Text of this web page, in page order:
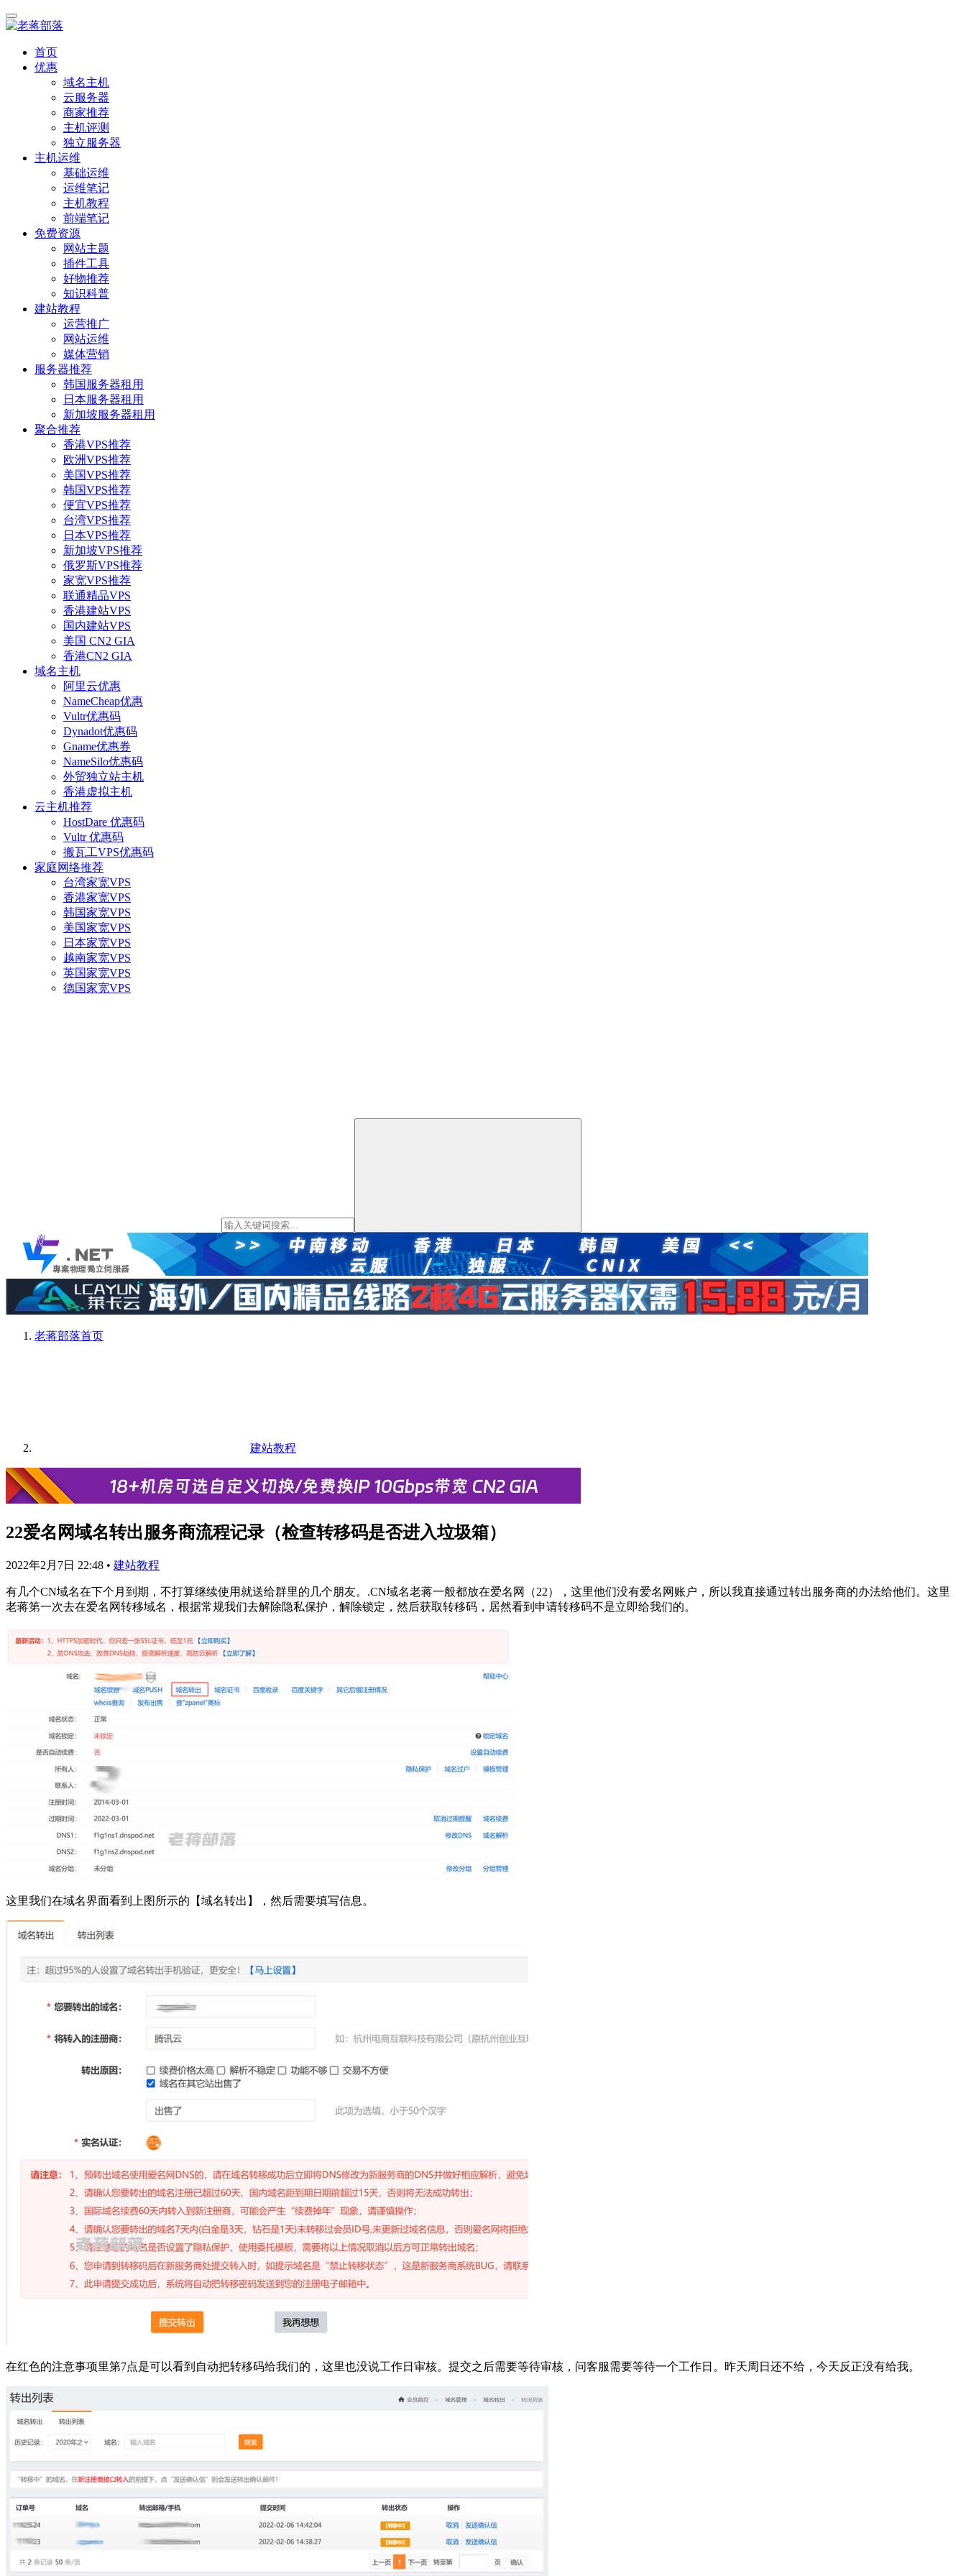
首页
优惠
域名主机
云服务器
商家推荐
主机评测
独立服务器
主机运维
基础运维
运维笔记
主机教程
前端笔记
免费资源
网站主题
插件工具
好物推荐
知识科普
建站教程
运营推广
网站运维
媒体营销
服务器推荐
韩国服务器租用
日本服务器租用
新加坡服务器租用
聚合推荐
香港VPS推荐
欧洲VPS推荐
美国VPS推荐
韩国VPS推荐
便宜VPS推荐
台湾VPS推荐
日本VPS推荐
新加坡VPS推荐
俄罗斯VPS推荐
家宽VPS推荐
联通精品VPS
香港建站VPS
国内建站VPS
美国 CN2 GIA
香港CN2 GIA
域名主机
阿里云优惠
NameCheap优惠
Vultr优惠码
Dynadot优惠码
Gname优惠券
NameSilo优惠码
外贸独立站主机
香港虚拟主机
云主机推荐
HostDare 优惠码
Vultr 优惠码
搬瓦工VPS优惠码
家庭网络推荐
台湾家宽VPS
香港家宽VPS
韩国家宽VPS
美国家宽VPS
日本家宽VPS
越南家宽VPS
英国家宽VPS
德国家宽VPS
老蒋部落首页
建站教程
22爱名网域名转出服务商流程记录（检查转移码是否进入垃圾箱）
2022年2月7日 22:48 • 建站教程
有几个CN域名在下个月到期，不打算继续使用就送给群里的几个朋友。.CN域名老蒋一般都放在爱名网（22），这里他们没有爱名网账户，所以我直接通过转出服务商的办法给他们。这里
老蒋第一次去在爱名网转移域名，根据常规我们去解除隐私保护，解除锁定，然后获取转移码，居然看到申请转移码不是立即给我们的。
这里我们在域名界面看到上图所示的【域名转出】，然后需要填写信息。
在红色的注意事项里第7点是可以看到自动把转移码给我们的，这里也没说工作日审核。提交之后需要等待审核，问客服需要等待一个工作日。昨天周日还不给，今天反正没有给我。